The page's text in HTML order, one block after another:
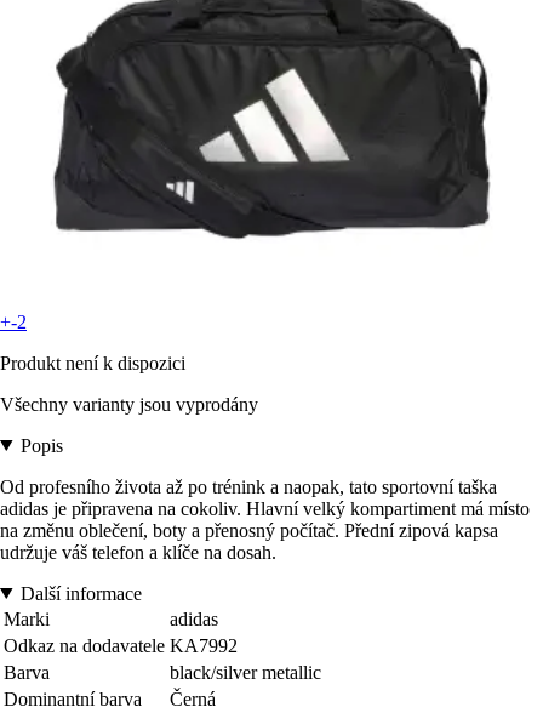
+-2
Produkt není k dispozici
Všechny varianty jsou vyprodány
Popis
Od profesního života až po trénink a naopak, tato sportovní taška
adidas je připravena na cokoliv. Hlavní velký kompartiment má místo
na změnu oblečení, boty a přenosný počítač. Přední zipová kapsa
udržuje váš telefon a klíče na dosah.
Další informace
Marki
adidas
Odkaz na dodavatele KA7992
Barva
black/silver metallic
Dominantní barva
Černá